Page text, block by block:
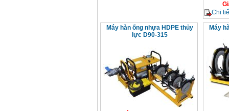
Chi
Máy hàn ống nhựa HDPE thủy
lực D90-315
Máy